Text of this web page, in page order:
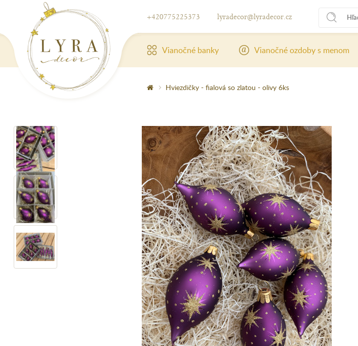
+420775225373 lyradecor@lyradecor.cz
Vianočné banky Vianočné ozdoby s menom
Hviezdičky - fialová so zlatou - olivy 6ks